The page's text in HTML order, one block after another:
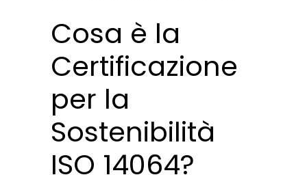
Cosa è la
Certificazione
per la
Sostenibilità
ISO 14064?